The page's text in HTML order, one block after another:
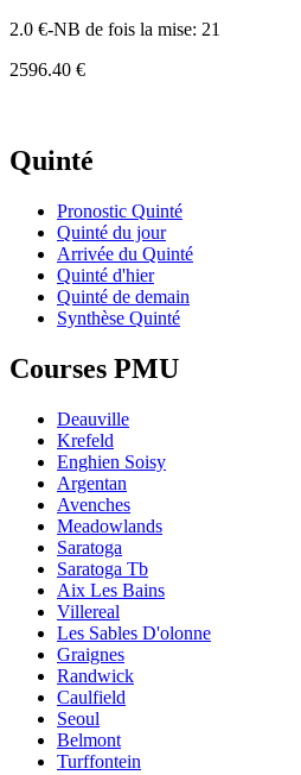
2.0 €-NB de fois la mise: 21
2596.40 €
Quinté
Pronostic Quinté
Quinté du jour
Arrivée du Quinté
Quinté d'hier
Quinté de demain
Synthèse Quinté
Courses PMU
Deauville
Krefeld
Enghien Soisy
Argentan
Avenches
Meadowlands
Saratoga
Saratoga Tb
Aix Les Bains
Villereal
Les Sables D'olonne
Graignes
Randwick
Caulfield
Seoul
Belmont
Turffontein